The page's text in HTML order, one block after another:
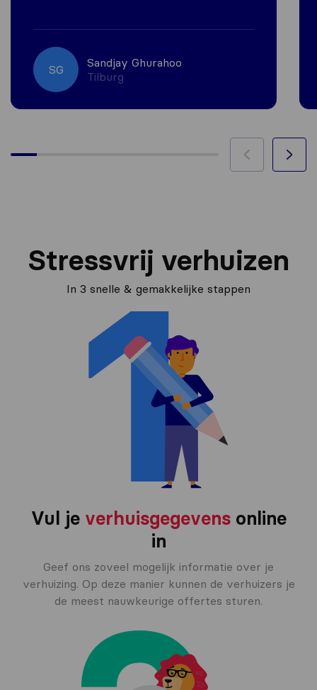
SG
Sandjay Ghurahoo
Tilburg
Stressvrij verhuizen
In 3 snelle & gemakkelijke stappen
Vul je verhuisgegevensonline
in
Geef ons zoveel mogelijk informatie over je
verhuizing. Op deze manier kunnen de verhuizers je
de meest nauwkeurige offertes sturen.